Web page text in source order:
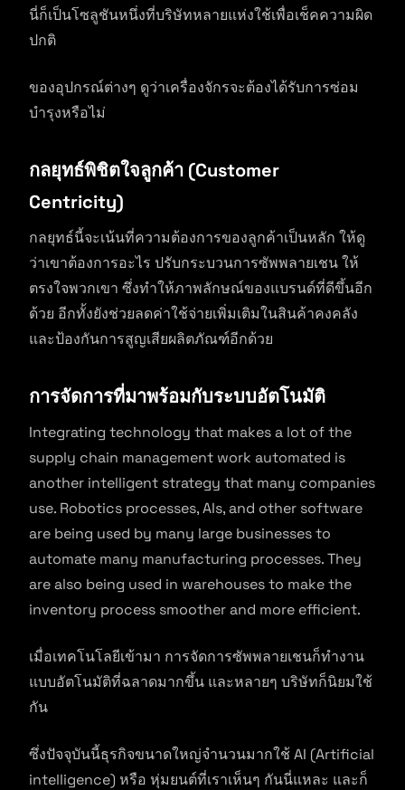
นี่ก็เป็นโซลูชันหนึ่งที่บริษัทหลายแห่งใช้เพื่อเช็คความผิด
ปกติ
ของอุปกรณ์ต่างๆ ดูว่าเครื่องจักรจะต้องได้รับการซ่อม
บำรุงหรือไม่
กลยุทธ์พิชิตใจลูกค้า (Customer
Centricity)
กลยุทธ์นี้จะเน้นที่ความต้องการของลูกค้าเป็นหลัก ให้ดู
ว่าเขาต้องการอะไร ปรับกระบวนการซัพพลายเชน ให้
ตรงใจพวกเขา ซึ่งทำให้ภาพลักษณ์ของแบรนด์ที่ดีขึ้นอีก
ด้วย อีกทั้งยังช่วยลดค่าใช้จ่ายเพิ่มเติมในสินค้าคงคลัง
และป้องกันการสูญเสียผลิตภัณฑ์อีกด้วย
การจัดการที่มาพร้อมกับระบบอัตโนมัติ
Integrating technology that makes a lot of the
supply chain management work automated is
another intelligent strategy that many companies
use. Robotics processes, AIs, and other software
are being used by many large businesses to
automate many manufacturing processes. They
are also being used in warehouses to make the
inventory process smoother and more efficient.
เมื่อเทคโนโลยีเข้ามา การจัดการซัพพลายเชนก็ทำงาน
แบบอัตโนมัติที่ฉลาดมากขึ้น และหลายๆ บริษัทก็นิยมใช้
กัน
ซึ่งปัจจุบันนี้ธุรกิจขนาดใหญ่จำนวนมากใช้ AI (Artificial
intelligence) หรือ หุ่มยนต์ที่เราเห็นๆ กันนี่แหละ และก็